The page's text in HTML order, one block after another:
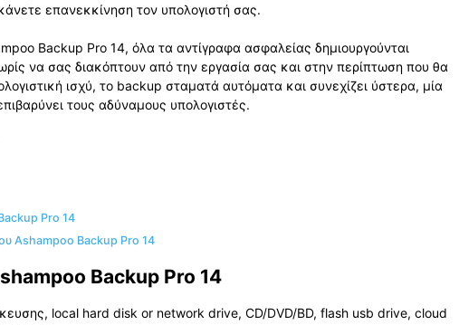
επανεκκίνηση τον υπολογιστή σας.
Backup Pro 14, όλα τα αντίγραφα ασφαλείας δημιουργούνται
να σας διακόπτουν από την εργασία σας και στην περίπτωση που θα
ισχύ, το backup σταματά αυτόματα και συνεχίζει ύστερα, μία
τους αδύναμους υπολογιστές.
Pro 14
Ashampoo Backup Pro 14
Backup Pro 14
local hard disk or network drive, CD/DVD/BD, flash usb drive, cloud